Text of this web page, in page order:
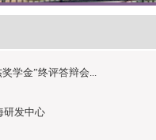
学金”终评答辩会...
研发中心